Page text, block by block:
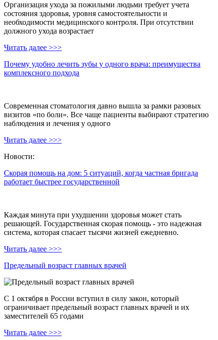
Организация ухода за пожилыми людьми требует учета
состояния здоровья, уровня самостоятельности и
необходимости медицинского контроля. При отсутствии
должного ухода возрастает
Читать далее >>>
Почему удобно лечить зубы у одного врача: преимущества
комплексного подхода
Современная стоматология давно вышла за рамки разовых
визитов «по боли». Все чаще пациенты выбирают стратегию
наблюдения и лечения у одного
Читать далее >>>
Новости:
Скорая помощь на дом: 5 ситуаций, когда частная бригада
работает быстрее государственной
Каждая минута при ухудшении здоровья может стать
решающей. Государственная скорая помощь - это надежная
система, которая спасает тысячи жизней ежедневно.
Читать далее >>>
Предельный возраст главных врачей
С 1 октября в России вступил в силу закон, который
ограничивает предельный возраст главных врачей и их
заместителей 65 годами
Читать далее >>>